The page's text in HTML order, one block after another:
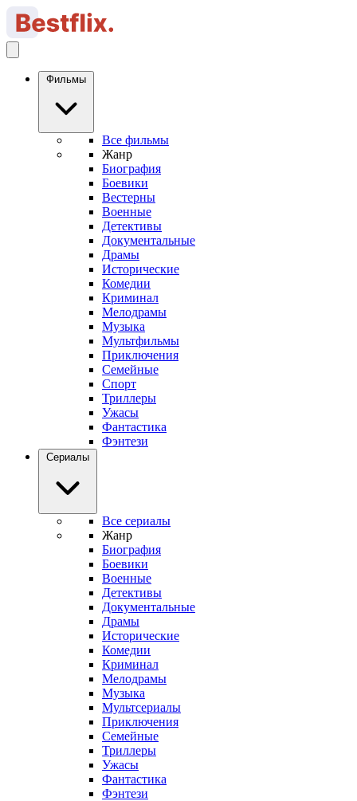
Фильмы
Все фильмы
Жанр
Биография
Боевики
Вестерны
Военные
Детективы
Документальные
Драмы
Исторические
Комедии
Криминал
Мелодрамы
Музыка
Мультфильмы
Приключения
Семейные
Спорт
Триллеры
Ужасы
Фантастика
Фэнтези
Сериалы
Все сериалы
Жанр
Биография
Боевики
Военные
Детективы
Документальные
Драмы
Исторические
Комедии
Криминал
Мелодрамы
Музыка
Мультсериалы
Приключения
Семейные
Триллеры
Ужасы
Фантастика
Фэнтези